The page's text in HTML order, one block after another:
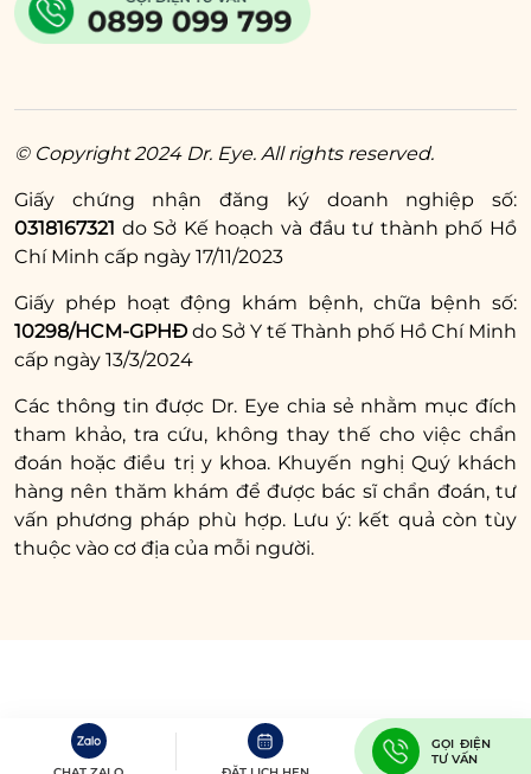
© Copyright 2024 Dr. Eye. All rights reserved.
Giấy chứng nhận đăng ký doanh nghiệp số:
0318167321 do Sở Kế hoạch và đầu tư thành phố Hồ
Chí Minh cấp ngày 17/11/2023
Giấy phép hoạt động khám bệnh, chữa bệnh số:
10298/HCM-GPHĐ do Sở Y tế Thành phố Hồ Chí Minh
cấp ngày 13/3/2024
Các thông tin được Dr. Eye chia sẻ nhằm mục đích
tham khảo, tra cứu, không thay thế cho việc chẩn
đoán hoặc điều trị y khoa. Khuyến nghị Quý khách
hàng nên thăm khám để được bác sĩ chẩn đoán, tư
vấn phương pháp phù hợp. Lưu ý: kết quả còn tùy
thuộc vào cơ địa của mỗi người.
GỌI ĐIỆN
TƯ VẤN